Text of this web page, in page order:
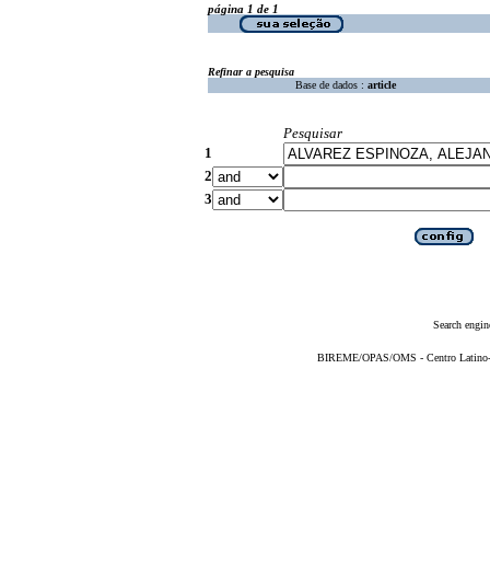
página 1 de 1
Refinar a pesquisa
Base de dados : article
Pesquisar
1
2
3
Search
BIREME/OPAS/OMS - Centro Latino-